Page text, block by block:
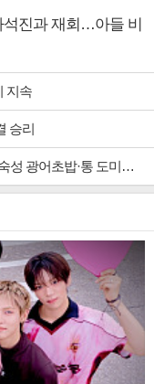
석진과 재회…아들 비
지속
승리
밥·통 도미찜 맛집 탐방